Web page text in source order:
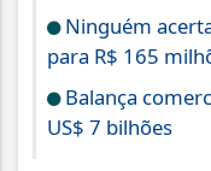
Ninguém
para R$ 165
Balança
US$ 7 bilhões